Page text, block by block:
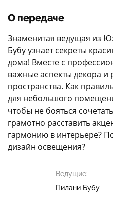
О передаче
Знаменитая ведущая из
Бубу узнает секреты
дома! Вместе с
важные аспекты декора и
пространства. Как
для небольшого
чтобы не бояться
грамотно расставить
гармонию в интерьере?
дизайн освещения?
Ведущие:
Пилани Бубу